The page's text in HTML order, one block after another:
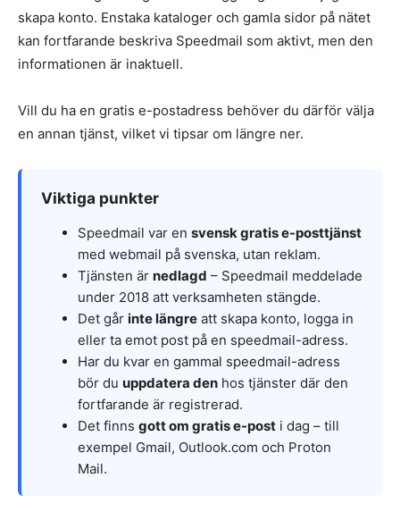
skapa konto. Enstaka kataloger och gamla sidor på nätet
kan fortfarande beskriva Speedmail som aktivt, men den
informationen är inaktuell.
Vill du ha en gratis e-postadress behöver du därför välja
en annan tjänst, vilket vi tipsar om längre ner.
Viktiga punkter
Speedmail var en svensk gratis e-posttjänst
med webmail på svenska, utan reklam.
Tjänsten är nedlagd – Speedmail meddelade
under 2018 att verksamheten stängde.
Det går inte längre att skapa konto, logga in
eller ta emot post på en speedmail-adress.
Har du kvar en gammal speedmail-adress
bör du uppdatera den hos tjänster där den
fortfarande är registrerad.
Det finns gott om gratis e-post i dag – till
exempel Gmail, Outlook.com och Proton
Mail.